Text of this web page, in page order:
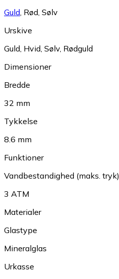
Guld, Rød, Sølv
Urskive
Guld, Hvid, Sølv, Rødguld
Dimensioner
Bredde
32 mm
Tykkelse
8.6 mm
Funktioner
Vandbestandighed (maks. tryk)
3 ATM
Materialer
Glastype
Mineralglas
Urkasse